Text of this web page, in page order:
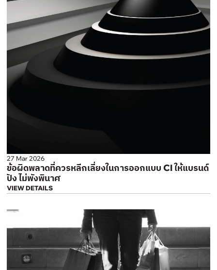
27 Mar 2026
ข้อผิดพลาดที่ควรหลีกเลี่ยงในการออกแบบ CI ให้แบรนด์
ปัง ไม่พังพินาศ
VIEW DETAILS